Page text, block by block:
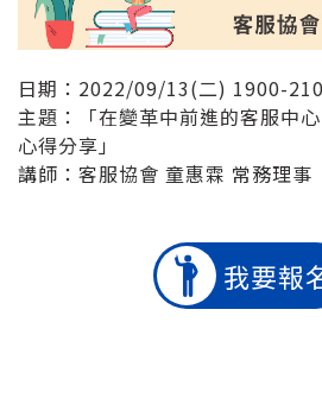
日期：2022/09/13(二) 1900-
主題：「在變革中前進的客服中
心得分享」
講師：客服協會 童惠霖 常務理事
我要報